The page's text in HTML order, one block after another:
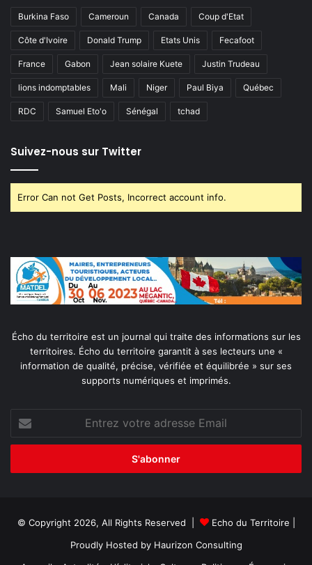
Burkina Faso Cameroun Canada Coup d'Etat
Côte d'Ivoire Donald Trump Etats Unis Fecafoot
France Gabon Jean solaire Kuete Justin Trudeau
lions indomptables Mali Niger Paul Biya Québec
RDC Samuel Eto'o Sénégal tchad
Suivez-nous sur Twitter
Error Can not Get Posts, Incorrect account info.
Écho du territoire est un journal qui traite des informations sur les
territoires. Écho du territoire garantit à ses lecteurs une «
information de qualité, précise, vérifiée et équilibrée » sur ses
supports numériques et imprimés.
votre
adresse
© Copyright 2026, All Rights Reserved | Echo du Territoire
Proudly Hosted by Haurizon Consulting